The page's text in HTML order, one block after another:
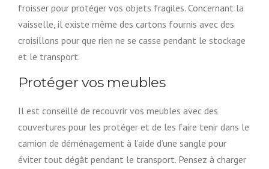
froisser pour protéger vos objets fragiles. Concernant la
vaisselle, il existe même des cartons fournis avec des
croisillons pour que rien ne se casse pendant le stockage
et le transport.
Protéger vos meubles
Il est conseillé de recouvrir vos meubles avec des
couvertures pour les protéger et de les faire tenir dans le
camion de déménagement à l’aide d’une sangle pour
éviter tout dégât pendant le transport. Pensez à charger